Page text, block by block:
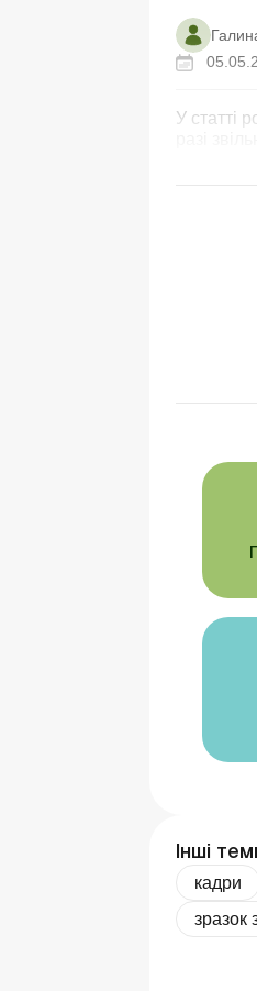
У статті
Інші
кадри
зразок